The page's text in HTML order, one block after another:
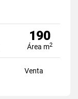
190
Área m2
Venta